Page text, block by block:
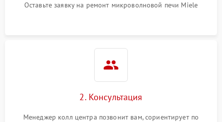
Оставьте заявку на ремонт микроволновой печи Miele
2. Консультация
Менеджер колл центра позвонит вам, сориентирует по